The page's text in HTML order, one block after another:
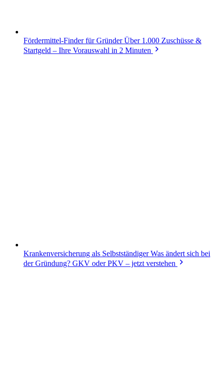
Fördermittel-Finder für Gründer Über 1.000 Zuschüsse &
Startgeld – Ihre Vorauswahl in 2 Minuten
Krankenversicherung als Selbstständiger Was ändert sich bei
der Gründung? GKV oder PKV – jetzt verstehen